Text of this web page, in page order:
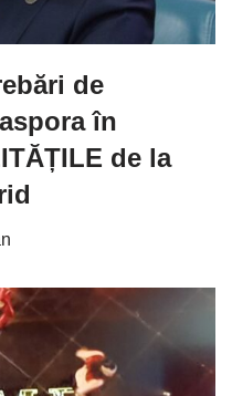
de
în
de la